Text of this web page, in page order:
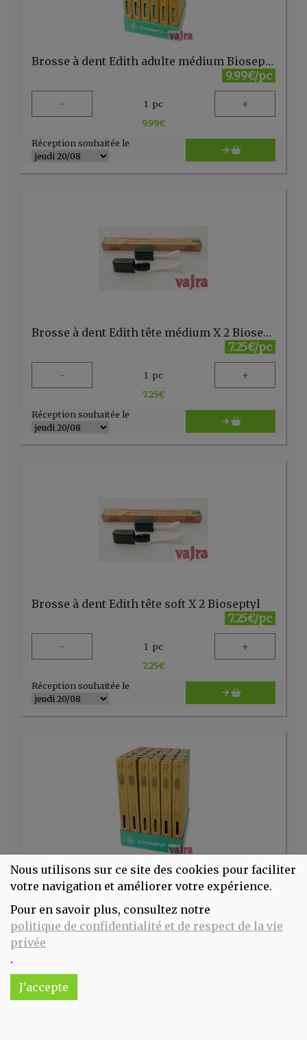
Nous utilisons sur ce site des cookies pour faciliter
votre navigation et améliorer votre expérience.
Pour en savoir plus, consultez notre
politique de confidentialité et de respect de la vie
privée
.
J'accepte
Brosse à dent Edith adulte médium Bioseptyl
9.99€/pc
- 1 pc +
9.99€
Réception souhaitée le
Brosse à dent Edith tête médium X 2 Bioseptyl
7.25€/pc
- 1 pc +
7.25€
Réception souhaitée le
Brosse à dent Edith tête soft X 2 Bioseptyl
7.25€/pc
- 1 pc +
7.25€
Réception souhaitée le
Brosse à dent junior 7-13 ans soft Bioseptyl
2.95€/pc
- +